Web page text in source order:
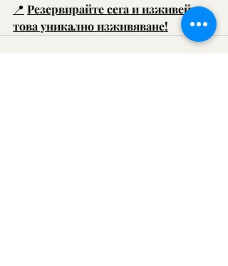
📍 Резервирайте сега и изживейте
това уникално изживяване!